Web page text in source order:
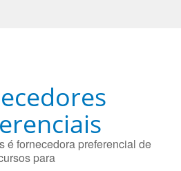
é fornecedora preferencial de
para